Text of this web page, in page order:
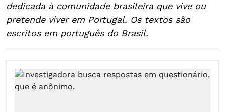
dedicada à comunidade brasileira que vive ou
pretende viver em Portugal. Os textos são
escritos em português do Brasil.